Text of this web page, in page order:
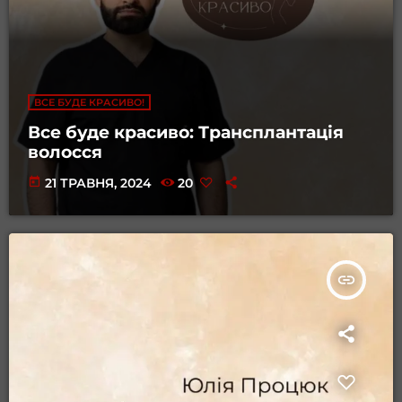
ВСЕ БУДЕ КРАСИВО!
Все буде красиво: Трансплантація
волосся
today 21 ТРАВНЯ, 2024 20
insert_link